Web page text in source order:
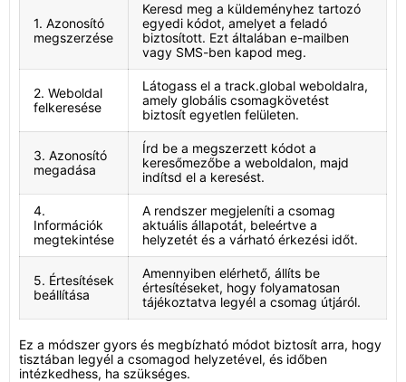
1. Azonosító
megszerzése
Keresd meg a küldeményhez tartozó
egyedi kódot, amelyet a feladó
biztosított. Ezt általában e-mailben
vagy SMS-ben kapod meg.
2. Weboldal
felkeresése
Látogass el a track.global weboldalra,
amely globális csomagkövetést
biztosít egyetlen felületen.
3. Azonosító
megadása
Írd be a megszerzett kódot a
keresőmezőbe a weboldalon, majd
indítsd el a keresést.
4.
Információk
megtekintése
A rendszer megjeleníti a csomag
aktuális állapotát, beleértve a
helyzetét és a várható érkezési időt.
5. Értesítések
beállítása
Amennyiben elérhető, állíts be
értesítéseket, hogy folyamatosan
tájékoztatva legyél a csomag útjáról.
Ez a módszer gyors és megbízható módot biztosít arra, hogy
tisztában legyél a csomagod helyzetével, és időben
intézkedhess, ha szükséges.